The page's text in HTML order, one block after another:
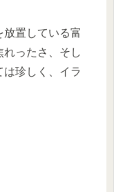
放置している富
れったさ、そし
珍しく、イラ